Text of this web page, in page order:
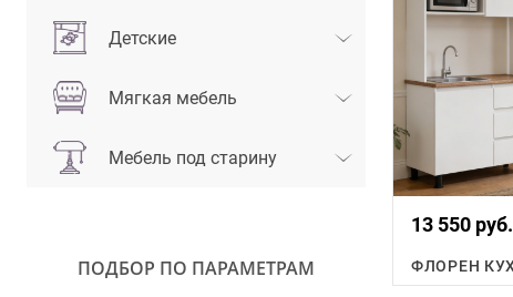
Детские
Мягкая мебель
Мебель под старину
ПОДБОР ПО ПАРАМЕТРАМ
13 550 руб.